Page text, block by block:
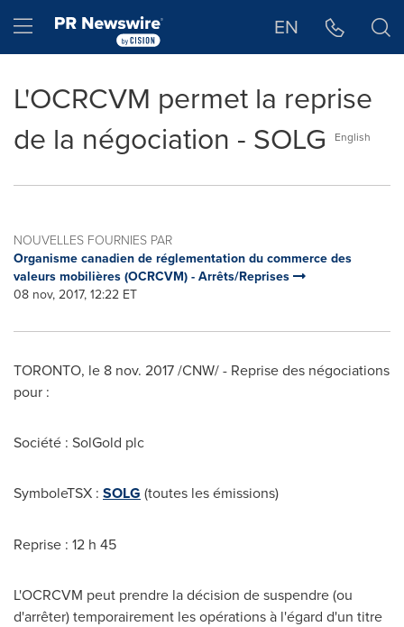
Hamburger menu EN
L'OCRCVM permet la reprise
de la négociation - SOLG
English
NOUVELLES FOURNIES PAR
Organisme canadien de réglementation du commerce des
valeurs mobilières (OCRCVM) - Arrêts/Reprises
08 nov, 2017, 12:22 ET
TORONTO, le 8 nov. 2017/CNW/ - Reprise des négociations
pour :
Société : SolGold plc
SymboleTSX : SOLG (toutes les émissions)
Reprise : 12 h 45
L'OCRCVM peut prendre la décision de suspendre (ou
d'arrêter) temporairement les opérations à l'égard d'un titre